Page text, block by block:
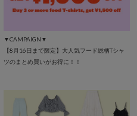
▼CAMPAIGN▼
【8月16日まで限定】大人気フード総柄Tシャ
ツのまとめ買いがお得に！！